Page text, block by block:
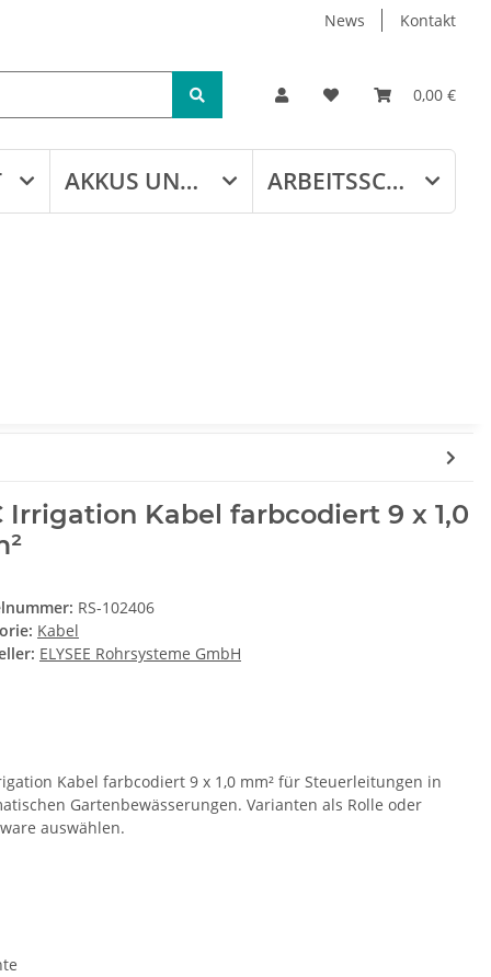
News Kontakt
0,00 €
AKKUS UND LADEGERÄTE ARBEITSSCHUTZ
Irrigation Kabel farbcodiert 9 x 1,0
RS-102406
Kabel
ELYSEE Rohrsysteme GmbH
Kabel farbcodiert 9 x 1,0 mm² für Steuerleitungen in
Gartenbewässerungen. Varianten als Rolle oder
auswählen.